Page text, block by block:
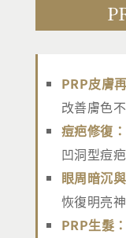
PRP皮膚
改善膚色
痘疤修復：
凹洞型痘
眼周暗沉
恢復明亮
PRP生髮：